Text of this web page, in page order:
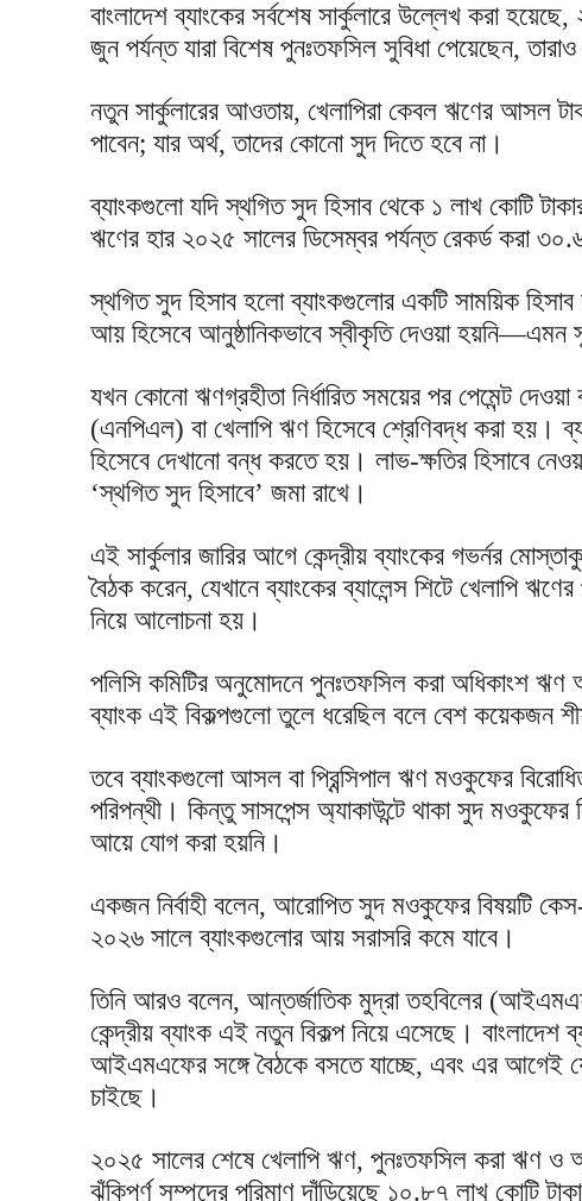
বাংলাদেশ ব্যাংকের সর্বশেষ সার্কুলারে উল্লেখ করা
জুন পর্যন্ত যারা বিশেষ পুনঃতফসিল সুবিধা পেয়েছেন,
নতুন সার্কুলারের আওতায়, খেলাপিরা কেবল ঋণের আসল
পাবেন; যার অর্থ, তাদের কোনো সুদ দিতে হবে না।
ব্যাংকগুলো যদি স্থগিত সুদ হিসাব থেকে ১ লাখ কোটি
ঋণের হার ২০২৫ সালের ডিসেম্বর পর্যন্ত রেকর্ড করা
স্থগিত সুদ হিসাব হলো ব্যাংকগুলোর একটি সাময়িক হিসাব
আয় হিসেবে আনুষ্ঠানিকভাবে স্বীকৃতি দেওয়া
যখন কোনো ঋণগ্রহীতা নির্ধারিত সময়ের পর পেমেন্ট
(এনপিএল) বা খেলাপি ঋণ হিসেবে শ্রেণিবদ্ধ করা হয়।
হিসেবে দেখানো বন্ধ করতে হয়। লাভ-ক্ষতির হিসাবে
‘স্থগিত সুদ হিসাবে’ জমা রাখে।
এই সার্কুলার জারির আগে কেন্দ্রীয় ব্যাংকের গভর্নর
বৈঠক করেন, যেখানে ব্যাংকের ব্যালেন্স শিটে
নিয়ে আলোচনা হয়।
পলিসি কমিটির অনুমোদনে পুনঃতফসিল করা অধিকাংশ
ব্যাংক এই বিকল্পগুলো তুলে ধরেছিল বলে বেশ কয়েকজন শীর্ষ
তবে ব্যাংকগুলো আসল বা প্রিন্সিপাল ঋণ মওকুফের
পরিপন্থী। কিন্তু সাসপেন্স অ্যাকাউন্টে থাকা সুদ মওকুফের
আয়ে যোগ করা হয়নি।
একজন নির্বাহী বলেন, আরোপিত সুদ মওকুফের বিষয়টি
২০২৬ সালে ব্যাংকগুলোর আয় সরাসরি কমে যাবে।
তিনি আরও বলেন, আন্তর্জাতিক মুদ্রা তহবিলের
কেন্দ্রীয় ব্যাংক এই নতুন বিকল্প নিয়ে এসেছে।
আইএমএফের সঙ্গে বৈঠকে বসতে যাচ্ছে, এবং এর আগেই
চাইছে।
২০২৫ সালের শেষে খেলাপি ঋণ, পুনঃতফসিল করা ঋণ
ঝুঁকিপূর্ণ সম্পদের পরিমাণ দাঁড়িয়েছে ১০.৮৭ লাখ কোটি